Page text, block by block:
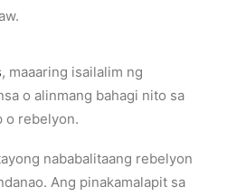
, maaaring isailalim ng
o alinmang bahagi nito sa
o rebelyon.
nababalitaang rebelyon
Ang pinakamalapit sa